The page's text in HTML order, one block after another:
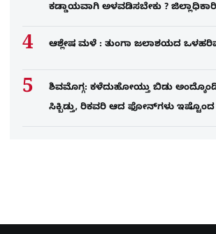
ಕಡ್ಡಾಯವಾಗಿ ಅಳವಡಿಸಬೇಕು ?
ಆಶ್ಲೇಷ ಮಳೆ : ತುಂಗಾ ಜಲಾಶಯದ
ಶಿವಮೊಗ್ಗ: ಕಳೆದುಹೋಯ್ತು ಬಿಡು
ಸಿಕ್ಬಿಡ್ತು, ರಿಕವರಿ ಆದ ಫೋನ್​ಗಳು​ ಇಷ್ಟೊಂದ